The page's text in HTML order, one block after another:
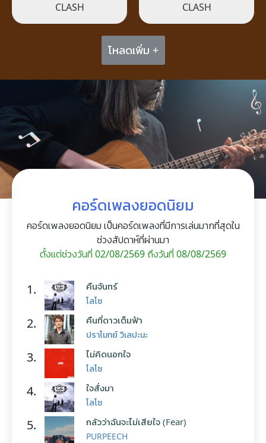
CLASH CLASH
โหลดเพิ่ม +
คอร์ดเพลงยอดนิยม
คอร์ดเพลงยอดนิยม เป็นคอร์ดเพลงที่มีการเล่นมากที่สุดใน
ช่วงสัปดาห์ที่ผ่านมา
ตั้งแต่ช่วงวันที่ 02/08/2569 ถึงวันที่ 08/08/2569
1. คืนจันทร์
โลโซ
2. คืนที่ดาวเต็มฟ้า
ปราโมทย์ วิเลปะนะ
3. ไม่คิดนอกใจ
โลโซ
4. ใจสั่งมา
โลโซ
5. กลัวว่าฉันจะไม่เสียใจ (Fear)
PURPEECH